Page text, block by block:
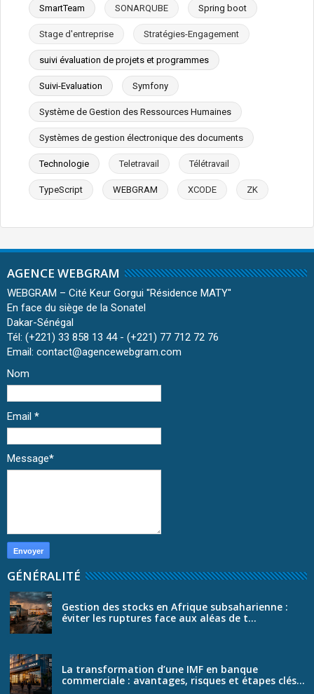
SmartTeam SONARQUBE Spring boot
Stage d'entreprise Stratégies-Engagement
suivi évaluation de projets et programmes
Suivi-Evaluation Symfony
Système de Gestion des Ressources Humaines
Systèmes de gestion électronique des documents
Technologie Teletravail Télétravail
TypeScript WEBGRAM XCODE ZK
AGENCE WEBGRAM
WEBGRAM – Cité Keur Gorgui ''Résidence MATY''
En face du siège de la Sonatel
Dakar-Sénégal
Tél: (+221) 33 858 13 44 - (+221) 77 712 72 76
Email: contact@agencewebgram.com
Nom
Email *
Message*
GÉNÉRALITÉ
Gestion des stocks en Afrique subsaharienne :
éviter les ruptures face aux aléas de t...
La transformation d’une IMF en banque
commerciale : avantages, risques et étapes clés...